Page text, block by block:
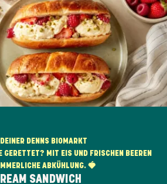
DENNS BIOMARKT
GERETTET? MIT EIS UND FRISCHEN BEEREN
ABKÜHLUNG. 🍓
SANDWICH